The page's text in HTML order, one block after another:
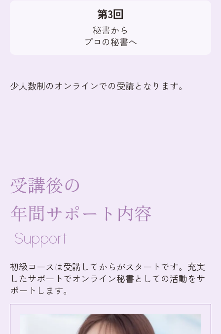
第3回
秘書から
プロの秘書へ
少人数制のオンラインでの受講となります。
受講後の
年間サポート内容
Support
初級コースは受講してからがスタートです。充実
したサポートでオンライン秘書としての活動をサ
ポートします。